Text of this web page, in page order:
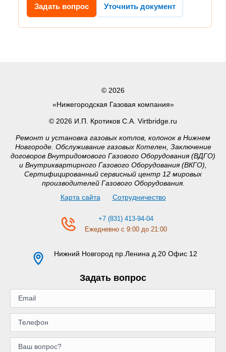
Задать вопрос Уточнить документ
© 2026
«Нижегородская Газовая компания»
© 2026 И.П. Кротиков С.А. Virtbridge.ru
Ремонт и установка газовых котлов, колонок в Нижнем
Новгороде. Обслуживание газовых Котелен, Заключение
договоров Внутридомового Газового Оборудования (ВДГО)
и Внутриквартирного Газового Оборудования (ВКГО),
Сертифицированный сервисный центр 12 мировых
производителей Газового Оборудования.
Карта сайта
Сотрудничество
+7 (831) 413-94-04
Ежедневно с 9:00 до 21:00
Нижний Новгород пр.Ленина д.20 Офис 12
Задать вопрос